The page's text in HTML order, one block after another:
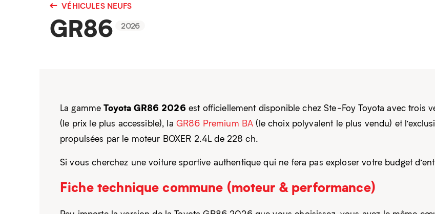
VÉHICULES NEUFS
GR86 2026
La gammeToyota GR86 2026 est officiellement disponible chez Ste-Foy Toyota avec trois
(le prix le plus accessible), la GR86 Premium BA (le choix polyvalent le plus vendu) et
propulsées par le moteur BOXER 2.4L de 228 ch.
Si vous cherchez une voiture sportive authentique qui ne fera pas exploser votre budget
Fiche technique commune (moteur & performance)